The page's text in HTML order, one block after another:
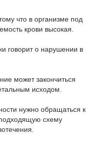
что в организме под
крови высокая.
говорит о нарушении в
может закончиться
исходом.
нужно обращаться к
схему